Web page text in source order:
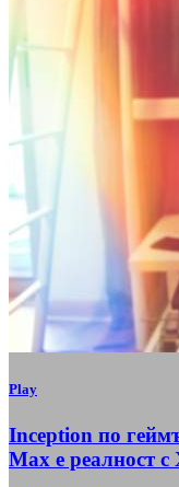
Play
Inception по
Max е реалност